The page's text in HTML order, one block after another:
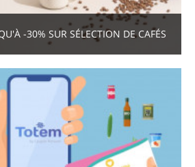
-30% SUR SÉLECTION DE CAFÉS